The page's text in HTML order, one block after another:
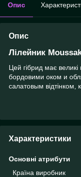
Опис
Опис
Лілейник
Цей гібрид має великі
бордовими оком и
салатовым відтінком
Характеристики
Основні атрибути
Країна виробник